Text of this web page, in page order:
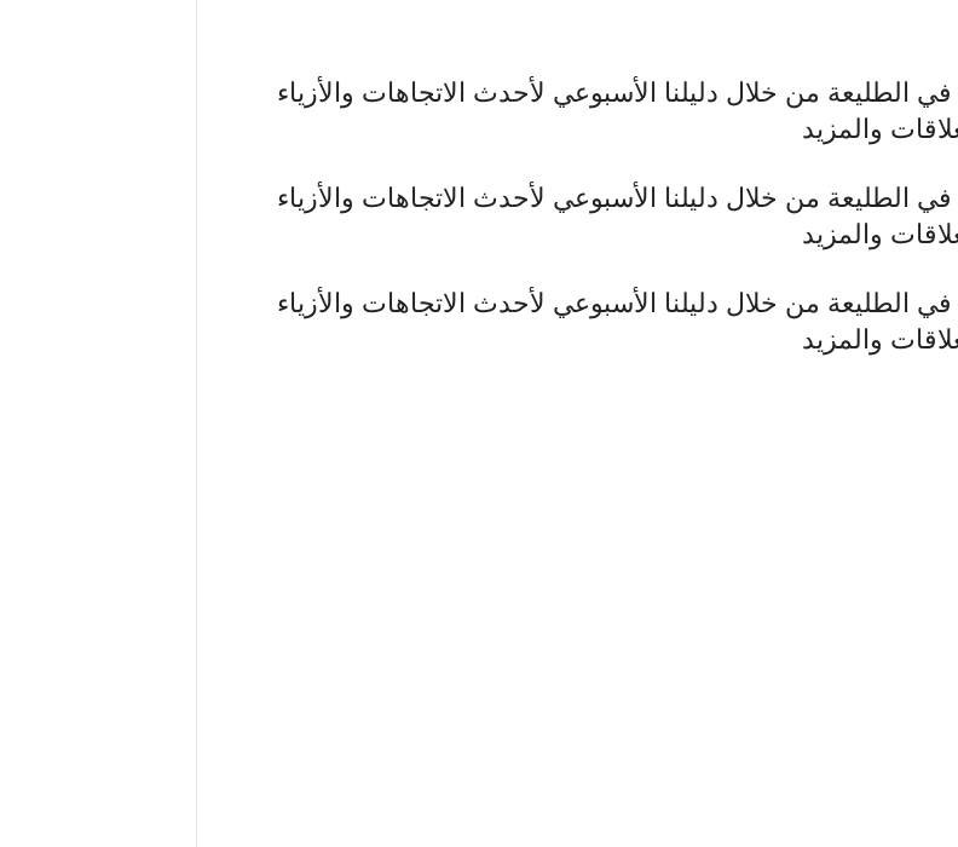
في الطليعة من خلال دليلنا الأسبوعي لأحدث الاتجاهات والأزياء
والمزيد
في الطليعة من خلال دليلنا الأسبوعي لأحدث الاتجاهات والأزياء
والمزيد
في الطليعة من خلال دليلنا الأسبوعي لأحدث الاتجاهات والأزياء
والمزيد